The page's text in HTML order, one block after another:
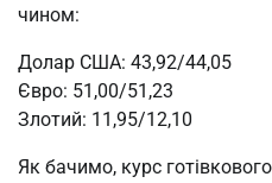
чином:
Долар США: 43,92/44,05
Євро: 51,00/51,23
Злотий: 11,95/12,10
Як бачимо, курс